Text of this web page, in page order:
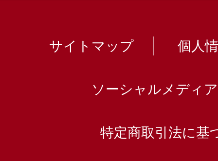
サイトマップ 個人
ソーシャルメディ
特定商取引法に基